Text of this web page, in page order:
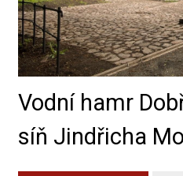
Vodní hamr
síň Jindřicha